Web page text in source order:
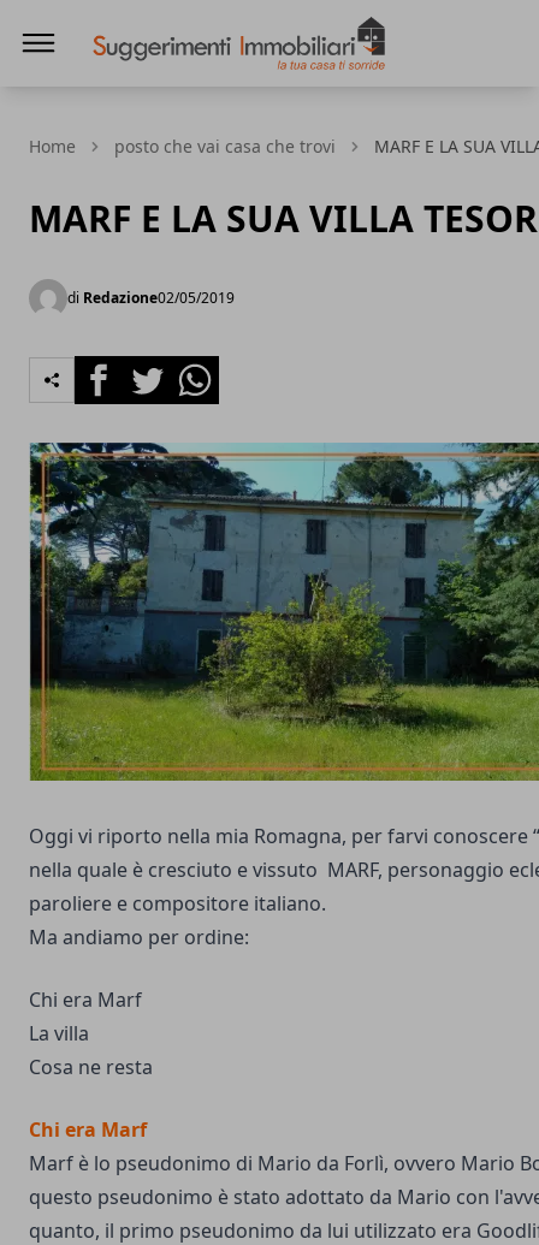
Home posto che vai casa che trovi MARF E LA SUA
MARF E LA SUA VILLA
di Redazione02/05/2019
FacebookTwitterWhatsapp
Oggi vi riporto nella mia Romagna, per farvi conoscere
nella quale è cresciuto e vissuto MARF, personaggio
paroliere e compositore italiano.
Ma andiamo per ordine:
Chi era Marf
La villa
Cosa ne resta
Chi era Marf
Marf è lo pseudonimo di Mario da Forlì, ovvero Mario
questo pseudonimo è stato adottato da Mario con
quanto, il primo pseudonimo da lui utilizzato era